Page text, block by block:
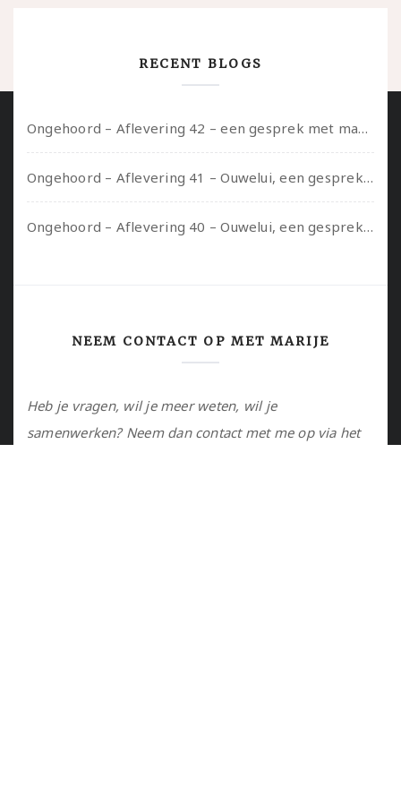
RECENT BLOGS
Ongehoord – Aflevering 42 – een gesprek met marijn over seksueel opbloeien, het ouderschap uitvinden en verschillende leeftijden in je mee dragen
Ongehoord – Aflevering 41 – Ouwelui, een gesprek met Marcelle over polyamorie op latere leeftijd, (mantel)zorg voor je partners en seksueel plezier.
Ongehoord – Aflevering 40 – Ouwelui, een gesprek met Sadie Lune over vormende relaties en de geschiedenis van de queer pornobeweging
NEEM CONTACT OP MET MARIJE
Heb je vragen, wil je meer weten, wil je
samenwerken? Neem dan contact met me op via het